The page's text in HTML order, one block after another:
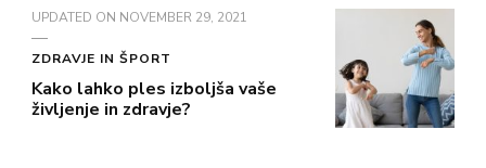
UPDATED ON NOVEMBER 29, 2021
ZDRAVJE IN ŠPORT
Kako lahko ples izboljša vaše
življenje in zdravje?